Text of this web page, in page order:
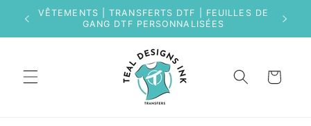
passer
VÊTEMENTS | TRANSFERTS DTF | FEUILLES DE
GANG DTF PERSONNALISÉES
Panier